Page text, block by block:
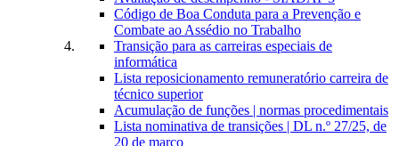
Código de Boa Conduta para a Prevenção e
Combate ao Assédio no Trabalho
Transição para as carreiras especiais de
informática
Lista reposicionamento remuneratório carreira de
técnico superior
Acumulação de funções | normas procedimentais
Lista nominativa de transições | DL n.º 27/25, de
20 de março